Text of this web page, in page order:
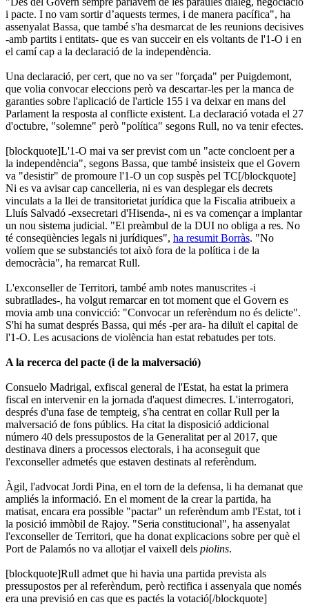
i pacte. I no vam sortir d’aquests termes, i de manera pacífica", ha
assenyalat Bassa, que també s'ha desmarcat de les reunions decisives
-amb partits i entitats- que es van succeir en els voltants de l'1-O i en
el camí cap a la declaració de la independència.
Una declaració, per cert, que no va ser "forçada" per Puigdemont,
que volia convocar eleccions però va descartar-les per la manca de
garanties sobre l'aplicació de l'article 155 i va deixar en mans del
Parlament la resposta al conflicte existent. La declaració votada el 27
d'octubre, "solemne" però "política" segons Rull, no va tenir efectes.
[blockquote]L'1-O mai va ser previst com un "acte concloent per a
la independència", segons Bassa, que també insisteix que el Govern
va "desistir" de promoure l'1-O un cop suspès pel TC[/blockquote]
Ni es va avisar cap cancelleria, ni es van desplegar els decrets
vinculats a la llei de transitorietat jurídica que la Fiscalia atribueix a
Lluís Salvadó -exsecretari d'Hisenda-, ni es va començar a implantar
un nou sistema judicial. "El preàmbul de la DUI no obliga a res. No
té conseqüències legals ni jurídiques", ha resumit Borràs. "No
volíem que se substanciés tot això fora de la política i de la
democràcia", ha remarcat Rull.
L'exconseller de Territori, també amb notes manuscrites -i
subratllades-, ha volgut remarcar en tot moment que el Govern es
movia amb una convicció: "Convocar un referèndum no és delicte".
S'hi ha sumat després Bassa, qui més -per ara- ha diluït el capital de
l'1-O. Les acusacions de violència han estat rebatudes per tots.
A la recerca del pacte (i de la malversació)
Consuelo Madrigal, exfiscal general de l'Estat, ha estat la primera
fiscal en intervenir en la jornada d'aquest dimecres. L'interrogatori,
després d'una fase de tempteig, s'ha centrat en collar Rull per la
malversació de fons públics. Ha citat la disposició addicional
número 40 dels pressupostos de la Generalitat per al 2017, que
destinava diners a processos electorals, i ha aconseguit que
l'exconseller admetés que estaven destinats al referèndum.
Àgil, l'advocat Jordi Pina, en el torn de la defensa, li ha demanat que
ampliés la informació. En el moment de la crear la partida, ha
matisat, encara era possible "pactar" un referèndum amb l'Estat, tot i
la posició immòbil de Rajoy. "Seria constitucional", ha assenyalat
l'exconseller de Territori, que ha donat explicacions sobre per què el
Port de Palamós no va allotjar el vaixell dels piolins.
[blockquote]Rull admet que hi havia una partida prevista als
pressupostos per al referèndum, però rectifica i assenyala que només
era una previsió en cas que es pactés la votació[/blockquote]